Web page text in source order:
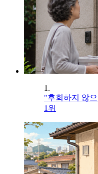
1.
"후회하지 않
1위